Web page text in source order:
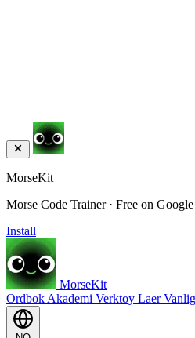
MorseKit
Morse Code Trainer · Free on
Install
MorseKit
Ordbok Akademi Verktoy Laer